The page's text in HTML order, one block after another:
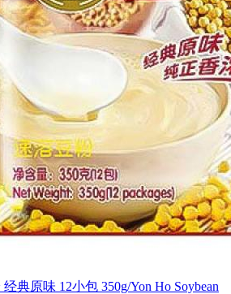
典原味 12小包 350g/Yon Ho Soybean